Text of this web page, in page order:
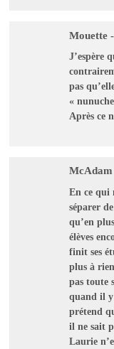
Mouette -
J’espère
pas
«
Après ce
McAdam
En ce qui
séparer
qu’en
élèves
finit ses
plus à
pas toute
quand il y
prétend
il ne sait
Laurie